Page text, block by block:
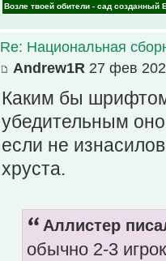
Возле твоей обители - сад созданный
Re: Национальная
Andrew1R 27 фев
Каким бы
убедительным
если не
хруста.
Аллистер
обычно 2-3